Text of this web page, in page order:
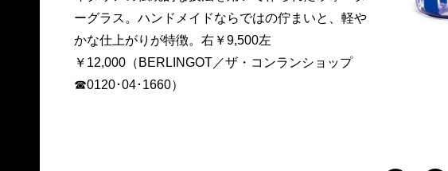
ーグラス。ハンドメイドならではの佇まいと、軽や
かな仕上がりが特徴。右￥9,500左
￥12,000（BERLINGOT／ザ・コンランショップ
☎0120･04･1660）